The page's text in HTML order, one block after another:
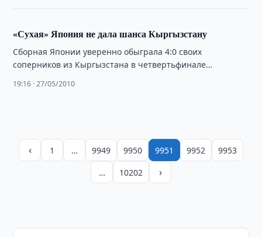
«Сухая» Япония не дала шанса Кыргызстану
Сборная Японии уверенно обыграла 4:0 своих
соперников из Кыргызстана в четвертьфинале
свой высокий …
19:16 · 27/05/2010
‹ 1 … 9949 9950 9951 9952
9953
…
10202 ›